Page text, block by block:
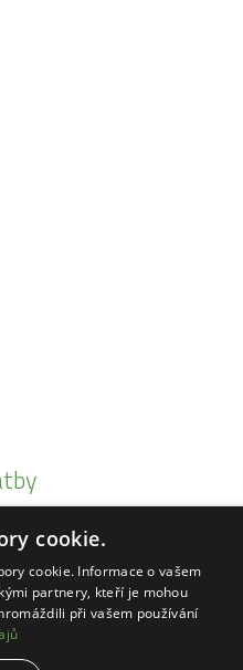
cookie.
cookie. Informace o vašem
partnery, kteří je mohou
při vašem používání